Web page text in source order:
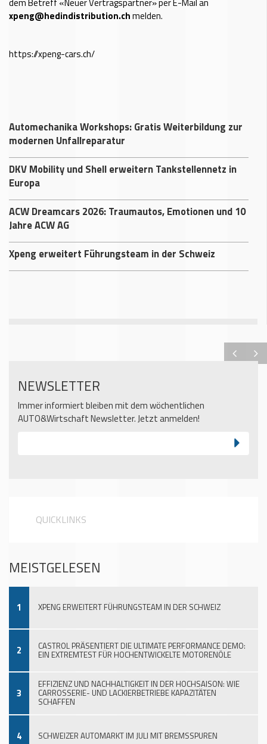
dem Betreff «Neuer Vertragspartner» per E-Mail an
xpeng@hedindistribution.chmelden.
https://xpeng-cars.ch/
Automechanika Workshops: Gratis Weiterbildung zur
modernen Unfallreparatur
DKV Mobility und Shell erweitern Tankstellennetz in
Europa
ACW Dreamcars 2026: Traumautos, Emotionen und 10
Jahre ACW AG
Xpeng erweitert Führungsteam in der Schweiz
NEWSLETTER
Immer informiert bleiben mit dem wöchentlichen
AUTO&Wirtschaft Newsletter. Jetzt anmelden!
QUICKLINKS
MEISTGELESEN
1 XPENG ERWEITERT FÜHRUNGSTEAM IN DER SCHWEIZ
2 CASTROL PRÄSENTIERT DIE ULTIMATE PERFORMANCE DEMO:
EIN EXTREMTEST FÜR HOCHENTWICKELTE MOTORENÖLE
3
EFFIZIENZ UND NACHHALTIGKEIT IN DER HOCHSAISON: WIE
CARROSSERIE- UND LACKIERBETRIEBE KAPAZITÄTEN
SCHAFFEN
4 SCHWEIZER AUTOMARKT IM JULI MIT BREMSSPUREN